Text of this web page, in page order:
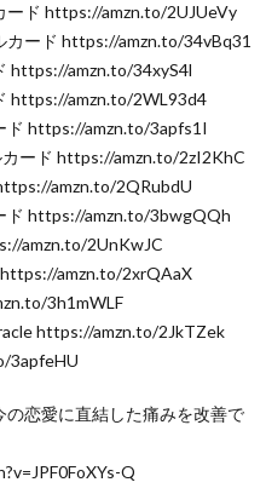
ード https://amzn.to/2UJUeVy
カード https://amzn.to/34vBq31
https://amzn.to/34xyS4l
https://amzn.to/2WL93d4
ド https://amzn.to/3apfs1I
ード https://amzn.to/2zI2KhC
amzn.to/2QRubdU
ド https://amzn.to/3bwgQQh
amzn.to/2UnKwJC
https://amzn.to/2xrQAaX
3h1mWLF
https://amzn.to/2JkTZek
3apfeHU
恋愛に直結した痛みを改善で
Q